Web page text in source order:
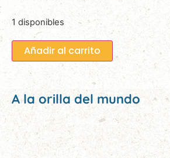
1 disponibles
Añadir al carrito
A la orilla del mundo